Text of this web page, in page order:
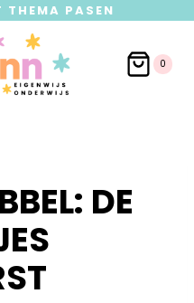
THEMA PASEN
0
DE